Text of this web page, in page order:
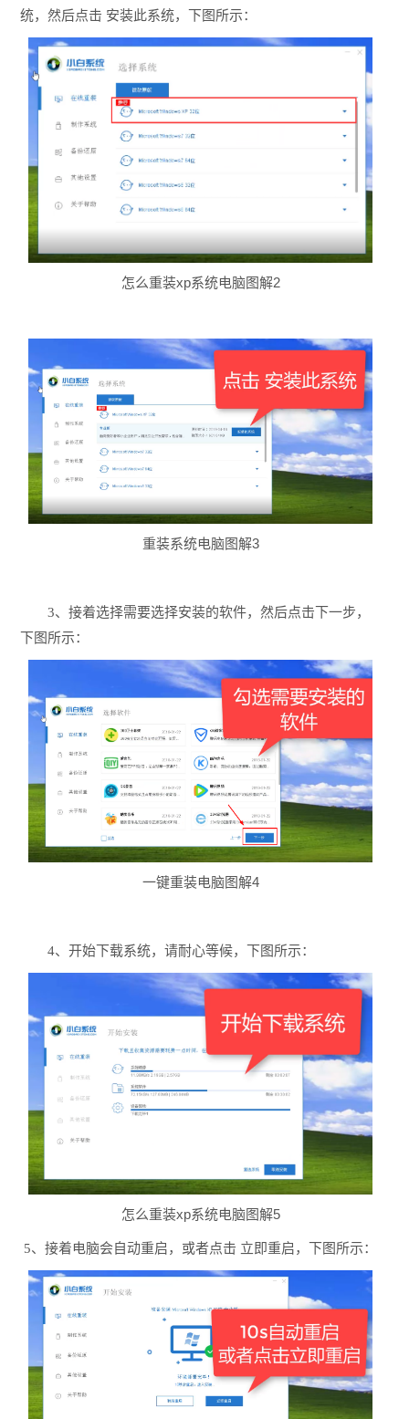
统，然后点击 安装此系统，下图所示：
怎么重装xp系统电脑图解2
重装系统电脑图解3
3、接着选择需要选择安装的软件，然后点击下一步，
下图所示：
一键重装电脑图解4
4、开始下载系统，请耐心等候，下图所示：
怎么重装xp系统电脑图解5
5、接着电脑会自动重启，或者点击 立即重启，下图所示：